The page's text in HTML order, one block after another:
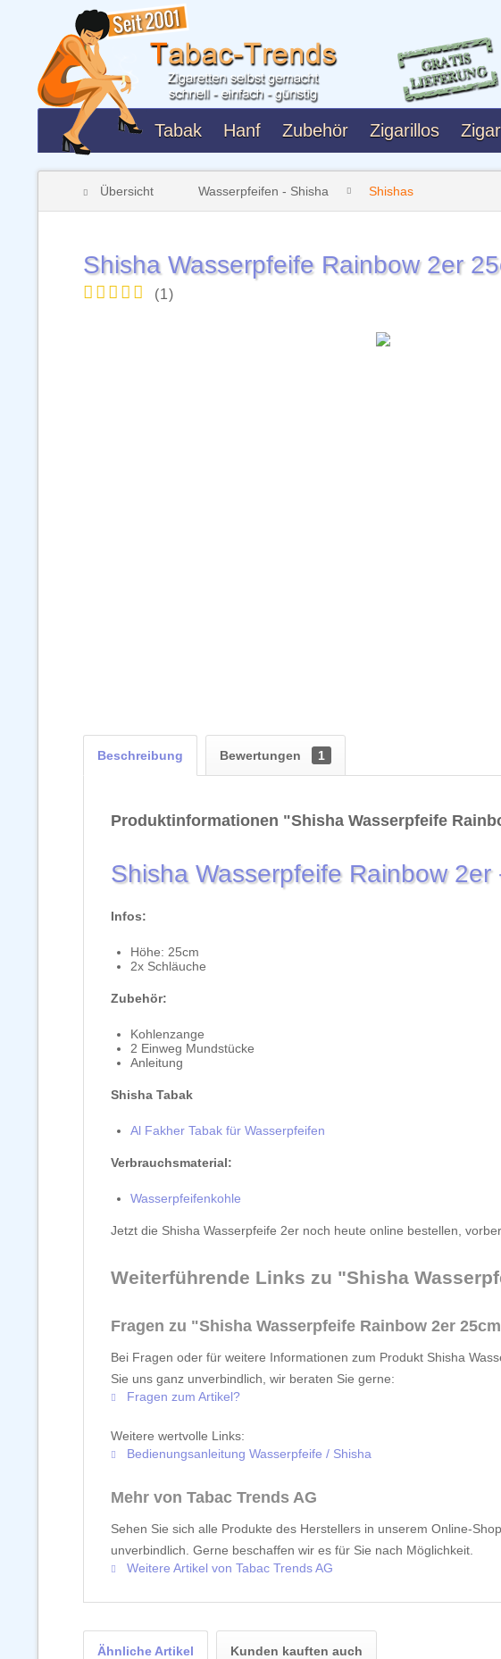
Tabak Hanf Zubehör Zigarillos
Übersicht Wasserpfeifen - Shisha Shishas
Shisha Wasserpfeife Rainbow 2er
(1)
Beschreibung Bewertungen 1
Produktinformationen "Shisha Wasserpfeife
Shisha Wasserpfeife Rainbow 2er
Infos:
Höhe: 25cm
2x Schläuche
Zubehör:
Kohlenzange
2 Einweg Mundstücke
Anleitung
Shisha Tabak
Al Fakher Tabak für Wasserpfeifen
Verbrauchsmaterial:
Wasserpfeifenkohle
Jetzt die Shisha Wasserpfeife 2er noch heute online bestellen,
Weiterführende Links zu "Shisha
Fragen zu "Shisha Wasserpfeife Rainbow 2er
Bei Fragen oder für weitere Informationen zum Produkt Shisha
Sie uns ganz unverbindlich, wir beraten Sie gerne:
Fragen zum Artikel?
Weitere wertvolle Links:
Bedienungsanleitung Wasserpfeife / Shisha
Mehr von Tabac Trends AG
Sehen Sie sich alle Produkte des Herstellers in unserem Online-
unverbindlich. Gerne beschaffen wir es für Sie nach Möglichkeit.
Weitere Artikel von Tabac Trends AG
Ähnliche Artikel Kunden kauften auch